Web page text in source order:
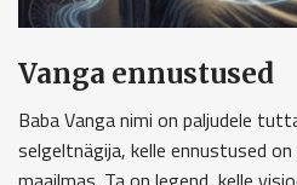
Vanga ennustused
Baba Vanga nimi on paljudele
selgeltnägija, kelle ennustused